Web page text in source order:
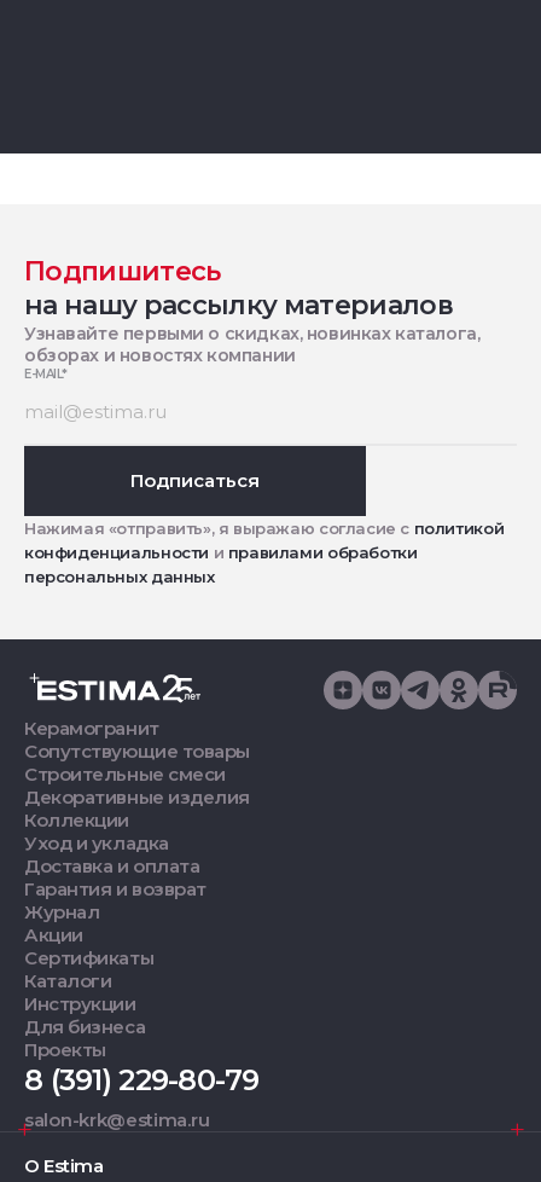
Подпишитесь
на нашу рассылку материалов
Узнавайте первыми о скидках, новинках каталога,
обзорах и новостях компании
E-MAIL*
Подписаться
Нажимая «отправить», я выражаю согласие с политикой
конфиденциальности и правилами обработки
персональных данных
Керамогранит
Сопутствующие товары
Строительные смеси
Декоративные изделия
Коллекции
Уход и укладка
Доставка и оплата
Гарантия и возврат
Журнал
Акции
Сертификаты
Каталоги
Инструкции
Для бизнеса
Проекты
8 (391) 229-80-79
salon-krk@estima.ru
О Estima